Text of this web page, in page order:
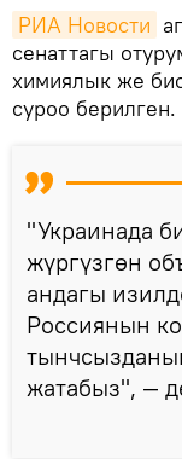
РИА Новости
сенаттагы
химиялык же
суроо берилген.
"Украинада
жүргүзгөн
андагы
Россиянын
жатабыз", —